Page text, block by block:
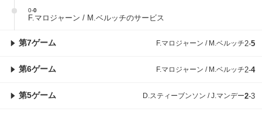
0-0
F.マロジャーン / M.ベルッチのサービス
第7ゲーム F.マロジャーン / M.ベルッチ2-5
第6ゲーム F.マロジャーン / M.ベルッチ2-4
第5ゲーム D.スティーブンソン / J.マンデー2-3